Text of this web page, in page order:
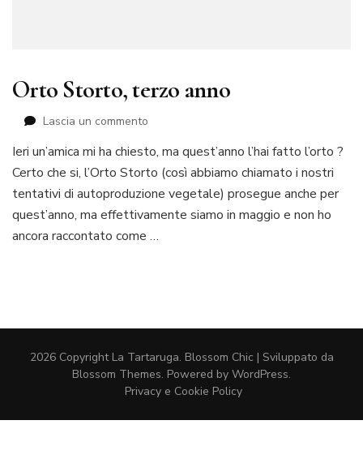
Orto Storto, terzo anno
Lascia un commento
Storto,
terzo
anno
Ieri un’amica mi ha chiesto, ma quest’anno l’hai fatto l’orto ?
Certo che si, l’Orto Storto (così abbiamo chiamato i nostri
tentativi di autoproduzione vegetale) prosegue anche per
quest’anno, ma effettivamente siamo in maggio e non ho
ancora raccontato come …
2026 Copyright La Tartaruga. Blossom Chic | Sviluppato da
Blossom Themes. Powered by WordPress.
Privacy e Cookie Policy